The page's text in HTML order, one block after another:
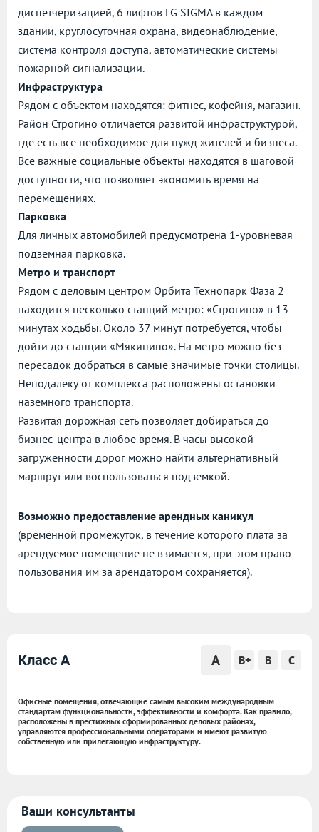
диспетчеризацией, 6 лифтов LG SIGMA в каждом
здании, круглосуточная охрана, видеонаблюдение,
система контроля доступа, автоматические системы
пожарной сигнализации.
Инфраструктура
Рядом с объектом находятся: фитнес, кофейня, магазин.
Район Строгино отличается развитой инфраструктурой,
где есть все необходимое для нужд жителей и бизнеса.
Все важные социальные объекты находятся в шаговой
доступности, что позволяет экономить время на
перемещениях.
Парковка
Для личных автомобилей предусмотрена 1-уровневая
подземная парковка.
Метро и транспорт
Рядом с деловым центром Орбита Технопарк Фаза 2
находится несколько станций метро: «Строгино» в 13
минутах ходьбы. Около 37 минут потребуется, чтобы
дойти до станции «Мякинино». На метро можно без
пересадок добраться в самые значимые точки столицы.
Неподалеку от комплекса расположены остановки
наземного транспорта.
Развитая дорожная сеть позволяет добираться до
бизнес-центра в любое время. В часы высокой
загруженности дорог можно найти альтернативный
маршрут или воспользоваться подземкой.
Возможно предоставление арендных каникул
(временной промежуток, в течение которого плата за
арендуемое помещение не взимается, при этом право
пользования им за арендатором сохраняется).
Класс A A B+ B C
Офисные помещения, отвечающие самым высоким международным
стандартам функциональности, эффективности и комфорта. Как правило,
расположены в престижных сформированных деловых районах,
управляются профессиональными операторами и имеют развитую
собственную или прилегающую инфраструктуру.
Ваши консультанты